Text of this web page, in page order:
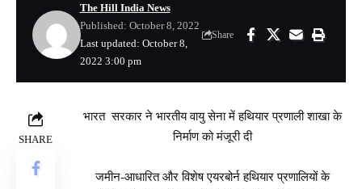
Last updated: October 8,
2022 3:00 pm
The Hill India News
Published: October 8, 2022
Share
SHARE
भारत सरकार ने भारतीय वायु सेना में हथियार प्रणाली शाखा के
निर्माण को मंजूरी दी
जमीन-आधारित और विशेष एयरबोर्न हथियार प्रणालियों के